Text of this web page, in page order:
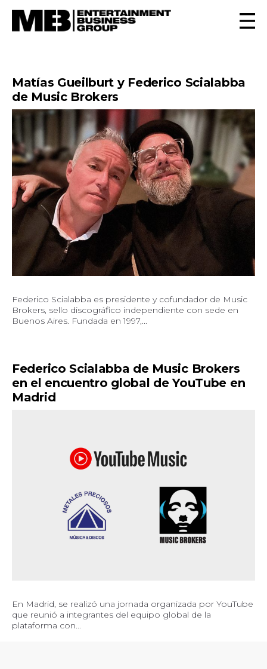
Matías Gueilburt y Federico Scialabba
de Music Brokers
Federico Scialabba es presidente y cofundador de Music
Brokers, sello discográfico independiente con sede en
Buenos Aires. Fundada en 1997,...
Federico Scialabba de Music Brokers
en el encuentro global de YouTube en
Madrid
En Madrid, se realizó una jornada organizada por YouTube
que reunió a integrantes del equipo global de la
plataforma con...